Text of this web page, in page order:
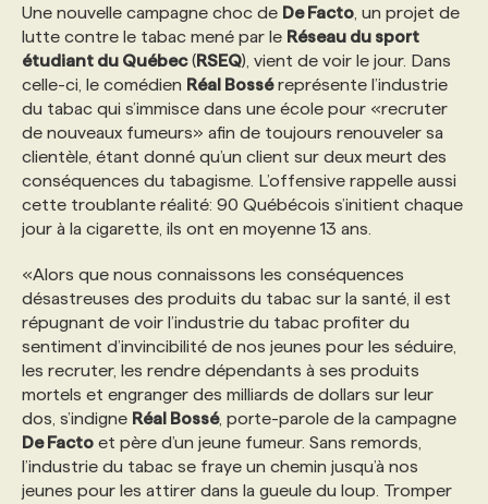
INITIATIVES NUMÉRIQUES
PRIX ET DISTINCTIONS
TENDANCES
MARKETING DURABLE
GEO/SEO
ÉVÉNEMENTIEL
NOS AUTEUR‧RICES
ANNONCEZ AVEC NOUS
PROFIL ENTREPRISE
FAQ
ANNONCEZ AVEC NOUS
PROFIL CANDIDAT
ANNONCEZ AVEC NOUS
NOS PARCOURS DE FORMATIONS
FORMATIONS PERSONNALISÉES
NOS FORMATEUR‧RICES
POURQUOI CHOISIR NOS FORMATIONS
NOS TARIFS
PROGRAMMES DE SUBVENTIONS
FAQ
SERVICE DE CHASSE DE TÊTE
NOS TARIFS
NOS EXPERTISES
FAQ
ANNONCEZ AVEC NOUS
Une nouvelle campagne choc de De Facto , un projet de
lutte contre le tabac mené par le Réseau du sport
étudiant du Québec(RSEQ), vient de voir le jour. Dans
celle-ci, le comédien Réal Bosséreprésente l’industrie
du tabac qui s’immisce dans une école pour «recruter
de nouveaux fumeurs» afin de toujours renouveler sa
clientèle, étant donné qu’un client sur deux meurt des
conséquences du tabagisme. L’offensive rappelle aussi
cette troublante réalité: 90 Québécois s’initient chaque
jour à la cigarette, ils ont en moyenne 13 ans.
«Alors que nous connaissons les conséquences
désastreuses des produits du tabac sur la santé, il est
répugnant de voir l’industrie du tabac profiter du
sentiment d’invincibilité de nos jeunes pour les séduire,
les recruter, les rendre dépendants à ses produits
mortels et engranger des milliards de dollars sur leur
dos, s’indigne Réal Bossé, porte-parole de la campagne
De Facto et père d’un jeune fumeur. Sans remords,
l’industrie du tabac se fraye un chemin jusqu’à nos
jeunes pour les attirer dans la gueule du loup. Tromper